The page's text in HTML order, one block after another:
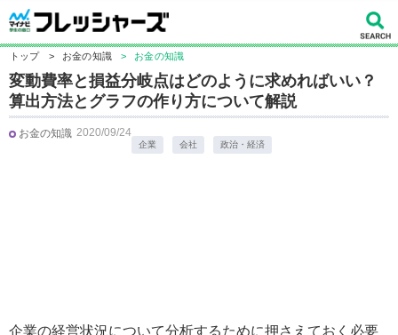
トップ > お金の知識 > お金の知識
変動費率と損益分岐点はどのように求めればいい？
算出方法とグラフの作り方について解説
お金の知識 2020/09/24
企業 会社 政治・経済
企業の経営状況について分析するために押さえておく必要